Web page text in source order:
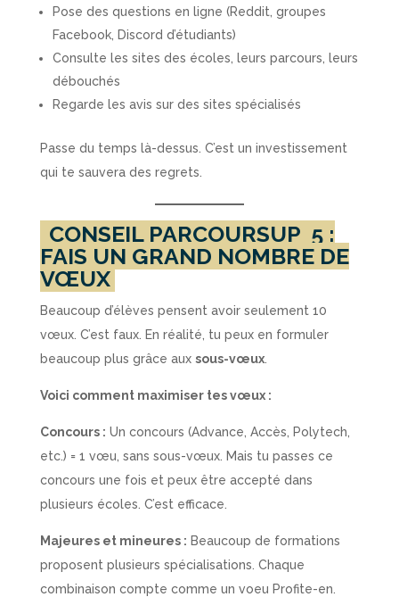
Pose des questions en ligne (Reddit, groupes
Facebook, Discord d’étudiants)
Consulte les sites des écoles, leurs parcours, leurs
débouchés
Regarde les avis sur des sites spécialisés
Passe du temps là-dessus. C’est un investissement
qui te sauvera des regrets.
CONSEIL PARCOURSUP 5 :
FAIS UN GRAND NOMBRE DE
VŒUX
Beaucoup d’élèves pensent avoir seulement 10
vœux. C’est faux. En réalité, tu peux en formuler
beaucoup plus grâce aux sous-vœux.
Voici comment maximiser tes vœux :
Concours : Un concours (Advance, Accès, Polytech,
etc.) = 1 vœu, sans sous-vœux. Mais tu passes ce
concours une fois et peux être accepté dans
plusieurs écoles. C’est efficace.
Majeures et mineures : Beaucoup de formations
proposent plusieurs spécialisations. Chaque
combinaison compte comme un voeu Profite-en.